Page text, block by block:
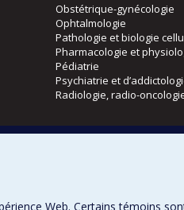
Obstétrique-gynécologie
Ophtalmologie
Pathologie et biologie
Pharmacologie et
Pédiatrie
Psychiatrie et
Radiologie, radio-
Web. Certains témoins